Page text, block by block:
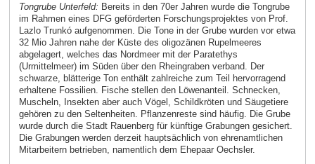
Tongrube Unterfeld: Bereits in den 70er Jahren wurde die Tongrube
im Rahmen eines DFG geförderten Forschungsprojektes von Prof.
Lazlo Trunkó aufgenommen. Die Tone in der Grube wurden vor etwa
32 Mio Jahren nahe der Küste des oligozänen Rupelmeeres
abgelagert, welches das Nordmeer mit der Paratethys
(Urmittelmeer) im Süden über den Rheingraben verband. Der
schwarze, blätterige Ton enthält zahlreiche zum Teil hervorragend
erhaltene Fossilien. Fische stellen den Löwenanteil. Schnecken,
Muscheln, Insekten aber auch Vögel, Schildkröten und Säugetiere
gehören zu den Seltenheiten. Pflanzenreste sind häufig. Die Grube
wurde durch die Stadt Rauenberg für künftige Grabungen gesichert.
Die Grabungen werden derzeit hauptsächlich von ehrenamtlichen
Mitarbeitern betrieben, namentlich dem Ehepaar Oechsler.